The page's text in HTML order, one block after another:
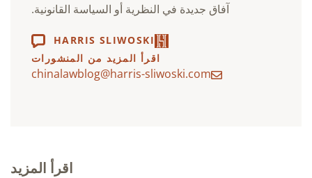
آفاق جديدة في النظرية أو السياسة القانونية.
HARRIS SLIWOSKI
اقرأ المزيد من المنشورات
chinalawblog@harris-sliwoski.com
اقرأ المزيد